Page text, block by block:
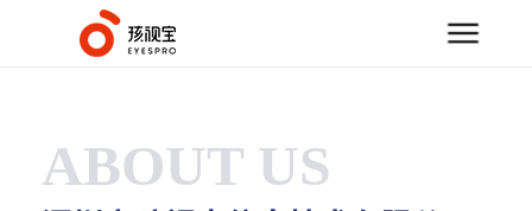
公司简介
ABOUT US